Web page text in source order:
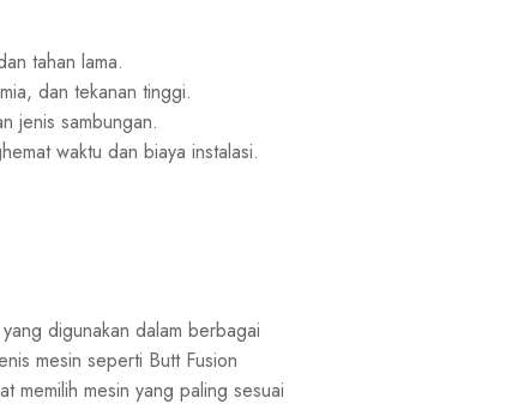
tahan lama.
dan tekanan tinggi.
jenis sambungan.
waktu dan biaya instalasi.
digunakan dalam berbagai
mesin seperti Butt Fusion
memilih mesin yang paling sesuai